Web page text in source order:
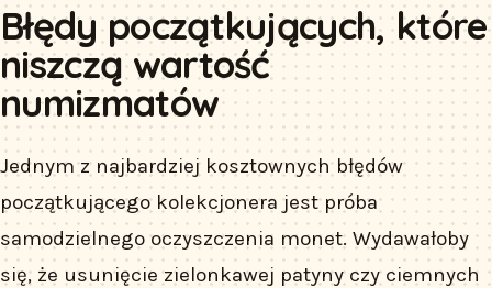
Błędy początkujących, które
niszczą wartość
numizmatów
Jednym z najbardziej kosztownych błędów
początkującego kolekcjonera jest próba
samodzielnego oczyszczenia monet. Wydawałoby
się, że usunięcie zielonkawej patyny czy ciemnych